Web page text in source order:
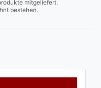
mitgeliefert.
bestehen.